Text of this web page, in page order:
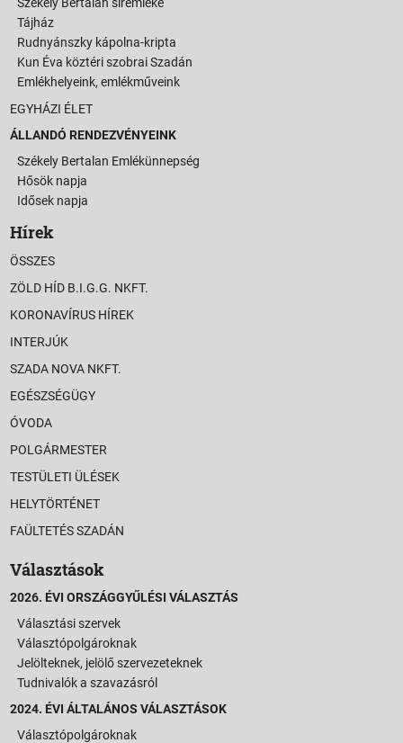
Tájház
Rudnyánszky kápolna-kripta
Kun Éva köztéri szobrai Szadán
Emlékhelyeink, emlékműveink
EGYHÁZI ÉLET
ÁLLANDÓ RENDEZVÉNYEINK
Székely Bertalan Emlékünnepség
Hősök napja
Idősek napja
Hírek
ÖSSZES
ZÖLD HÍD B.I.G.G. NKFT.
KORONAVÍRUS HÍREK
INTERJÚK
SZADA NOVA NKFT.
EGÉSZSÉGÜGY
ÓVODA
POLGÁRMESTER
TESTÜLETI ÜLÉSEK
HELYTÖRTÉNET
FAÜLTETÉS SZADÁN
Választások
2026. ÉVI ORSZÁGGYŰLÉSI VÁLASZTÁS
Választási szervek
Választópolgároknak
Jelölteknek, jelölő szervezeteknek
Tudnivalók a szavazásról
2024. ÉVI ÁLTALÁNOS VÁLASZTÁSOK
Választópolgároknak